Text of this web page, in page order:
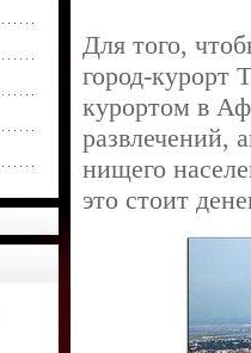
Для того,
город-курорт
курортом в
развлечений,
нищего
это стоит